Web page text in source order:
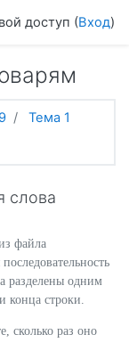
доступ (Вход)
Тема 1
слова
файла
разделены одним
конца строки.
сколько раз оно